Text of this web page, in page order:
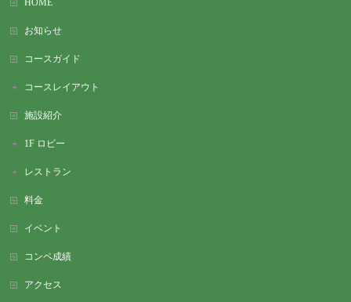
お知らせ
コースガイド
コースレイアウト
施設紹介
1F ロビー
レストラン
料金
イベント
コンペ成績
アクセス